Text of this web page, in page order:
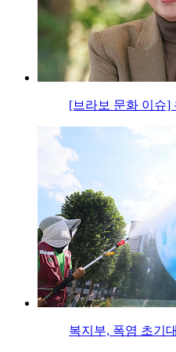
[브라보 문화 이슈]
복지부, 폭염 초기